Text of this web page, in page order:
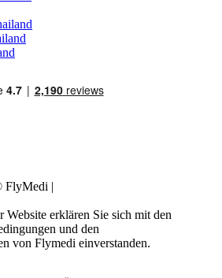
FlyMedi |
erklären Sie sich mit den
und den
von Flymedi einverstanden.